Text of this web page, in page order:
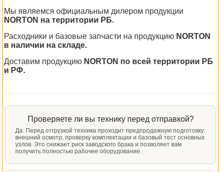
Мы являемся официальным дилером продукции
NORTON на территории РБ.
Расходники и базовые запчасти на продукцию NORTON
в наличии на складе.
Доставим продукцию NORTON по всей территории РБ
и РФ.
Проверяете ли вы технику перед отправкой?
Да. Перед отгрузкой техника проходит предпродажную подготовку:
внешний осмотр, проверку комплектации и базовый тест основных
узлов. Это снижает риск заводского брака и позволяет вам
получить полностью рабочее оборудование.